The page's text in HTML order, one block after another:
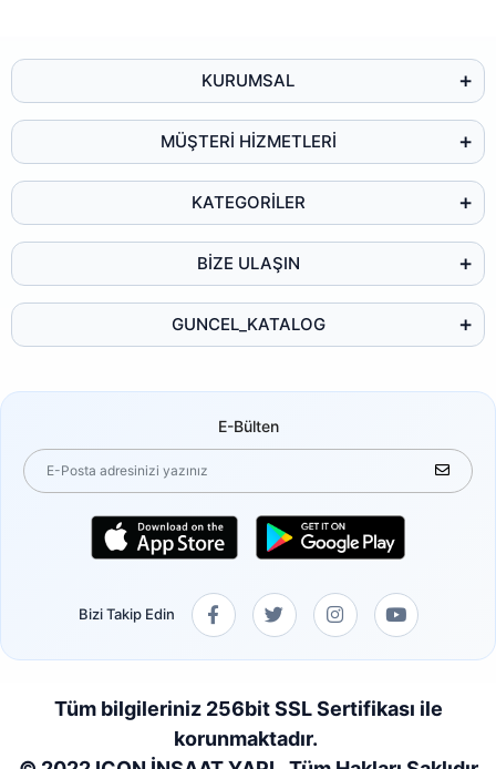
KURUMSAL
MÜŞTERİ HİZMETLERİ
KATEGORİLER
BİZE ULAŞIN
GUNCEL_KATALOG
E-Bülten
Bizi Takip Edin
Tüm bilgileriniz 256bit SSL Sertifikası ile
korunmaktadır.